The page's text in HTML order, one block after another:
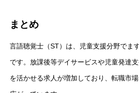
まとめ
言語聴覚士（ST）は、児童支援分野でま
です。放課後等デイサービスや児童発達
を活かせる求人が増加しており、転職市